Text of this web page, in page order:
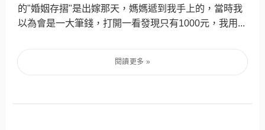
的"婚姻存摺"是出嫁那天，媽媽遞到我手上的，當時我
以為會是一大筆錢，打開一看發現只有1000元，我用...